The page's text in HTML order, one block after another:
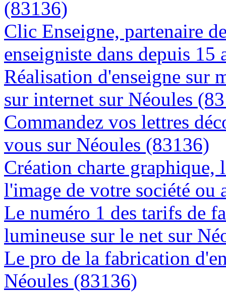
(83136)
Clic Enseigne, partenaire
enseigniste dans depuis 15
Réalisation d'enseigne sur
sur internet sur Néoules
Commandez vos lettres
vous sur Néoules (83136)
Création charte graphique,
l'image de votre société
Le numéro 1 des tarifs de
lumineuse sur le net sur
Le pro de la fabrication
Néoules (83136)